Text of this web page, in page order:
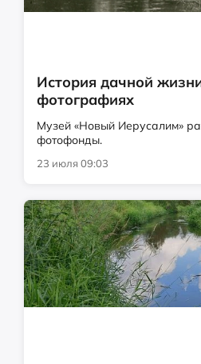
История дачной
фотографиях
Музей «Новый Иерусалим»
фотофонды.
23 июля 09:03